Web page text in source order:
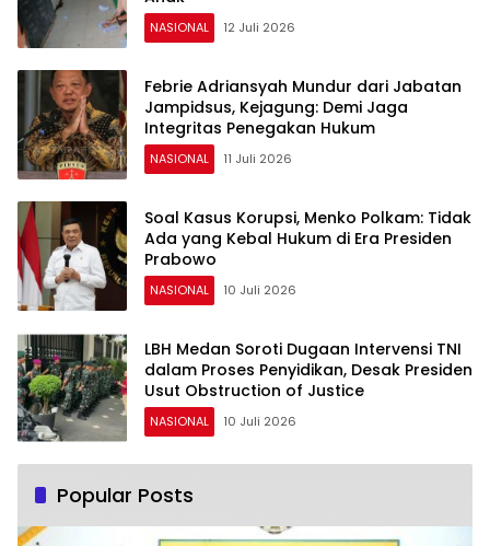
NASIONAL 12 Juli 2026
Febrie Adriansyah Mundur dari Jabatan
Jampidsus, Kejagung: Demi Jaga
Integritas Penegakan Hukum
NASIONAL 11 Juli 2026
Soal Kasus Korupsi, Menko Polkam: Tidak
Ada yang Kebal Hukum di Era Presiden
Prabowo
NASIONAL 10 Juli 2026
LBH Medan Soroti Dugaan Intervensi TNI
dalam Proses Penyidikan, Desak Presiden
Usut Obstruction of Justice
NASIONAL 10 Juli 2026
Popular Posts